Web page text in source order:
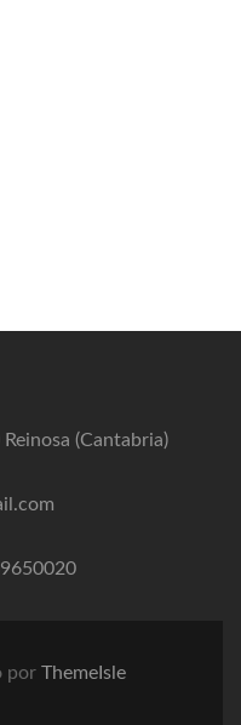
(Cantabria)
por ThemeIsle